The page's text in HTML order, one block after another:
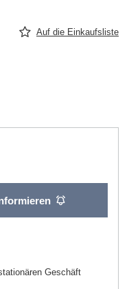
Auf die Einkaufsliste
Geschäft